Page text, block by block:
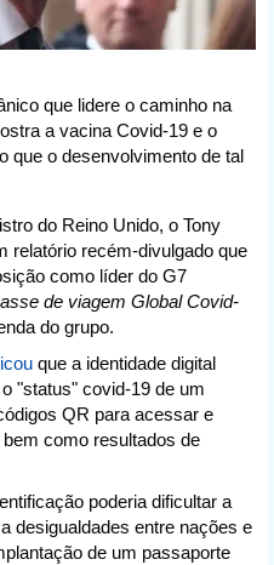
que lidere o caminho na
a vacina Covid-19 e o
que o desenvolvimento de tal
do Reino Unido, o Tony
relatório recém-divulgado que
como líder do G7
de viagem Global Covid-
do grupo.
que a identidade digital
"status" covid-19 de um
QR para acessar e
como resultados de
poderia dificultar a
desigualdades entre nações e
de um passaporte